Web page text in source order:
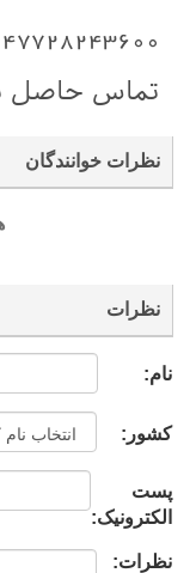
تماس حاصل
نظرات خوانندگان
نظرات
نام:
کشور:
پست
الکترونیک:
نظرات: